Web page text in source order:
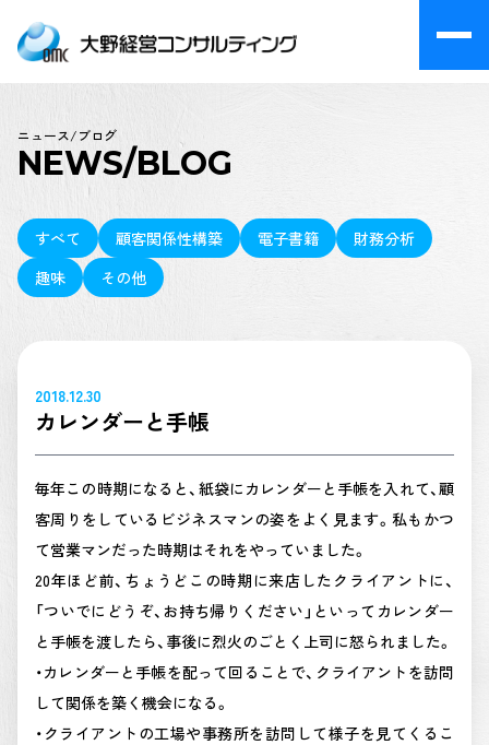
ニュース/ブログ
NEWS/BLOG
すべて 顧客関係性構築 電子書籍
財務分析
趣味
その他
2018.12.30
カレンダーと手帳
毎年この時期になると、紙袋にカレンダーと手帳を入れて、顧
客周りをしているビジネスマンの姿をよく見ます。私もかつ
て営業マンだった時期はそれをやっていました。
20年ほど前、ちょうどこの時期に来店したクライアントに、
「ついでにどうぞ、お持ち帰りください」といってカレンダー
と手帳を渡したら、事後に烈火のごとく上司に怒られました。
・カレンダーと手帳を配って回ることで、クライアントを訪問
して関係を築く機会になる。
・クライアントの工場や事務所を訪問して様子を見てくるこ